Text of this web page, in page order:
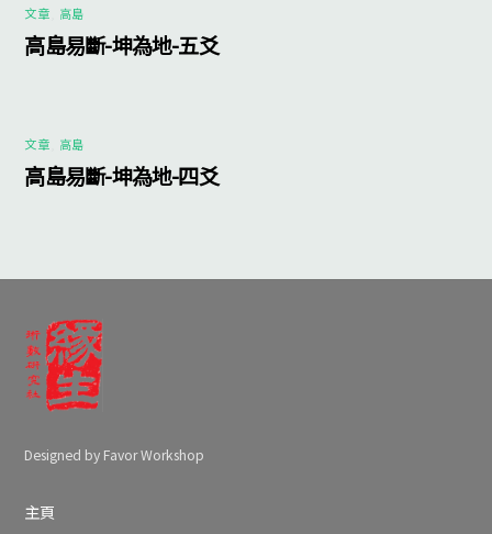
文章 高島
高島易斷-坤為地-五爻
文章 高島
高島易斷-坤為地-四爻
Designed by Favor Workshop
主頁